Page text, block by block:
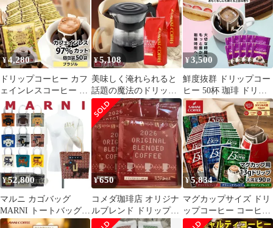
比べ セット ファミリー
ブレンド
容量 50袋 個包装 8g 飲
み比べ セット リッチヨ
ーロピアン
8g 飲み比べ キャラメル
バニラ ヘーゼルナッツ
カフェロワイヤル【追
跡ゆうメール／同梱不
可】
¥4,280
ドリップコーヒー カフ
ェインレスコーヒー ド
リップパック コーヒー
大容量 デカフェ ノンカ
フェイン 福袋 50杯分
個包装 8g セット ブラ
ジル
¥5,108
美味しく淹れられると
話題の魔法のドリッパ
ーが入った福袋
¥3,500
鮮度抜群 ドリップコー
ヒー 50杯 珈琲 ドリッ
プパック コーヒー 福袋
ドリップバッグ 福袋 大
容量 50袋 個包装 8g 飲
み比べ セット アニバー
サリーブレンド
¥52,800
マルニ カゴバッグ
MARNI トートバッグ
アニマルバスケット ピ
¥650
コメダ珈琲店 オリジナ
ルブレンド ドリップコ
ーヒー 1杯分×5パック
¥5,834
マグカップサイズ ドリ
ップコーヒー コーヒー
大容量 濃いめ 13g マグ